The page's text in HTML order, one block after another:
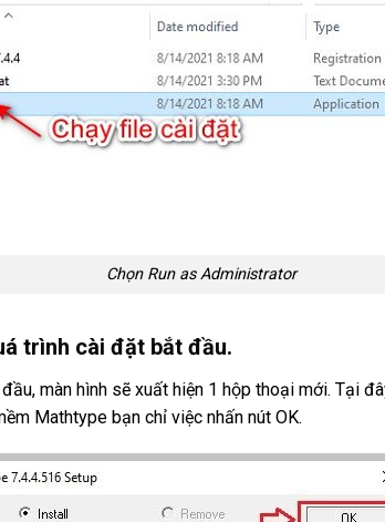
Chọn Run as Administrator
trình cài đặt bắt đầu.
màn hình sẽ xuất hiện 1 hộp thoại mới. Tại
Mathtype bạn chỉ việc nhấn nút OK.